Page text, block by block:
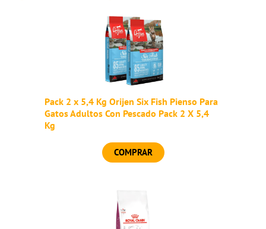
Pack 2 x 5,4 Kg Orijen Six Fish Pienso Para
Gatos Adultos Con Pescado Pack 2 X 5,4
Kg
COMPRAR